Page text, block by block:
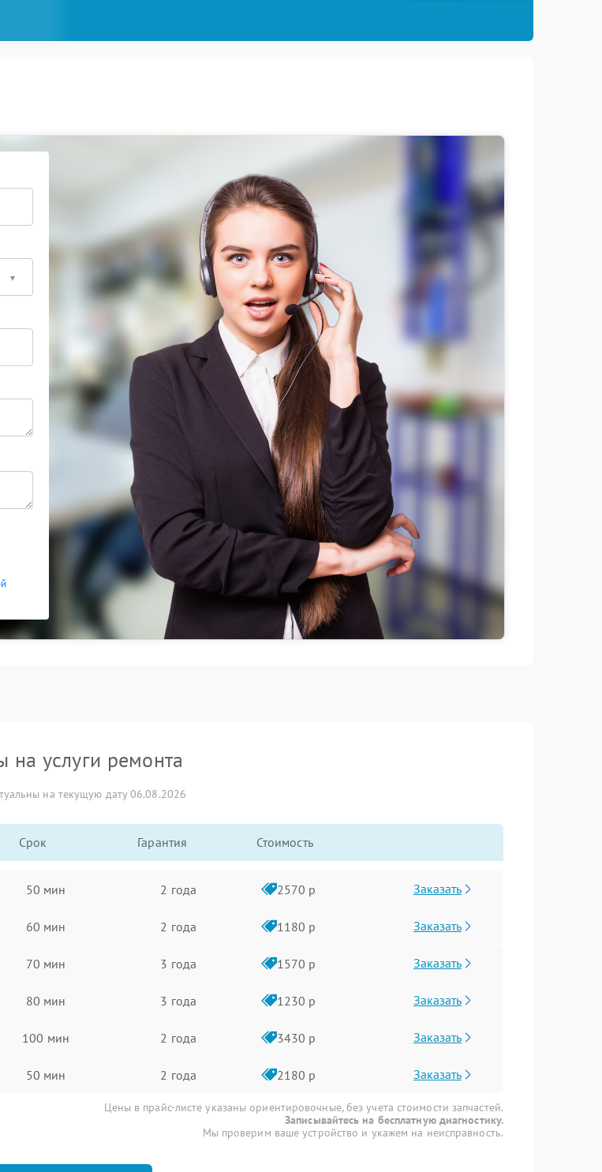
на услуги ремонта
на текущую дату 06.08.2026
Срок Гарантия Стоимость
50 мин 2 года 2570 р Заказать
60 мин 2 года 1180 р Заказать
70 мин 3 года 1570 р Заказать
80 мин 3 года 1230 р Заказать
100 мин 2 года 3430 р Заказать
50 мин 2 года 2180 р Заказать
Цены в прайс-листе указаны ориентировочные, без учета стоимости запчастей.
Записывайтесь на бесплатную диагностику.
Мы проверим ваше устройство и укажем на неисправность.